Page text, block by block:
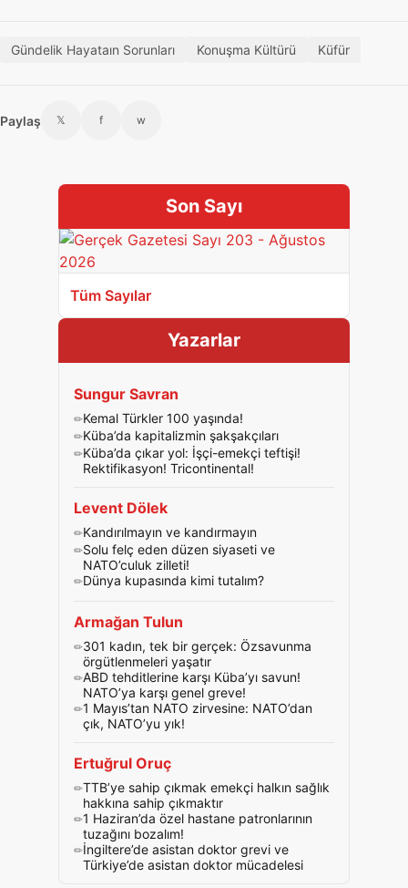
Gündelik Hayataın Sorunları Konuşma Kültürü Küfür
Paylaş 𝕏 f w
Son Sayı
Tüm Sayılar
Yazarlar
Sungur Savran
Kemal Türkler 100 yaşında!
Küba’da kapitalizmin şakşakçıları
Küba’da çıkar yol: İşçi-emekçi teftişi!
Rektifikasyon! Tricontinental!
Levent Dölek
Kandırılmayın ve kandırmayın
Solu felç eden düzen siyaseti ve
NATO’culuk zilleti!
Dünya kupasında kimi tutalım?
Armağan Tulun
301 kadın, tek bir gerçek: Özsavunma
örgütlenmeleri yaşatır
ABD tehditlerine karşı Küba’yı savun!
NATO’ya karşı genel greve!
1 Mayıs’tan NATO zirvesine: NATO’dan
çık, NATO’yu yık!
Ertuğrul Oruç
TTB’ye sahip çıkmak emekçi halkın sağlık
hakkına sahip çıkmaktır
1 Haziran’da özel hastane patronlarının
tuzağını bozalım!
İngiltere’de asistan doktor grevi ve
Türkiye’de asistan doktor mücadelesi